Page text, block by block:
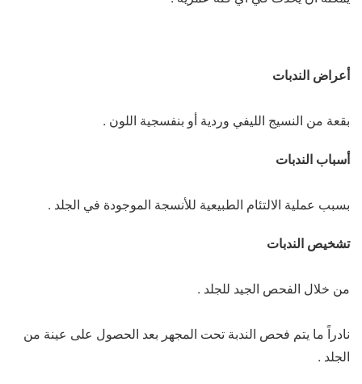
أعراض الندبات
بقعة من النسيج الليفي وردية أو بنفسجية اللون .
أسباب الندبات
بسبب عملية الالتئام الطبيعية للأنسجة الموجودة في الجلد .
تشخيص الندبات
من خلال الفحص الجيد للجلد .
نادراً ما يتم فحص الندبة تحت المجهر بعد الحصول على عينة من
الجلد .